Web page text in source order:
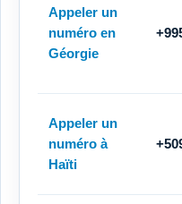
Appeler un
numéro en
Géorgie
Appeler un
numéro à
Haïti